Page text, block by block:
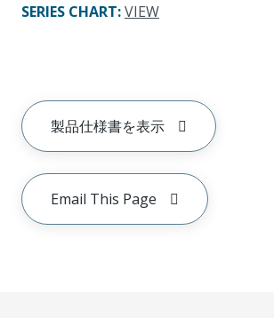
SERIES CHART:VIEW
製品仕様書を表示
Email This Page